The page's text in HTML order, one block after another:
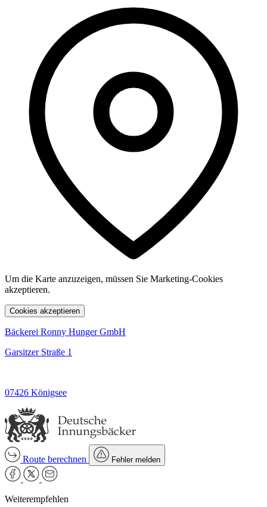
Um die Karte anzuzeigen, müssen Sie Marketing-Cookies
akzeptieren.
Cookies akzeptieren
Bäckerei Ronny Hunger GmbH
Garsitzer Straße 1
07426 Königsee
Route berechnen Fehler melden
Weiterempfehlen